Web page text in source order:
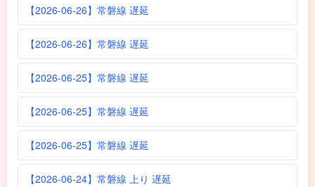
【2026-06-26】常磐線 遅延
【2026-06-26】常磐線 遅延
【2026-06-25】常磐線 遅延
【2026-06-25】常磐線 遅延
【2026-06-25】常磐線 遅延
【2026-06-24】常磐線 上り 遅延